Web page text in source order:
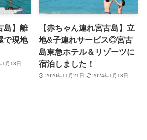
島】離
で現地
1月13日
【赤ちゃん連れ宮古島】立
地&子連れサービス◎宮古
島東急ホテル＆リゾーツに
宿泊しました！
2020年11月21日 2024年1月13日